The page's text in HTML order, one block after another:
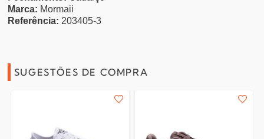
Marca: Mormaii
Referência: 203405-3
SUGESTÕES DE COMPRA